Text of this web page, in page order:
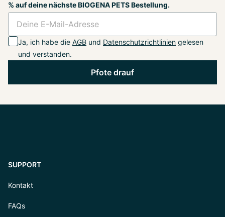
% auf deine nächste BIOGENA PETS Bestellung.
Ja, ich habe die AGB und Datenschutzrichtlinien gelesen
und verstanden.
Pfote drauf
SUPPORT
Kontakt
FAQs